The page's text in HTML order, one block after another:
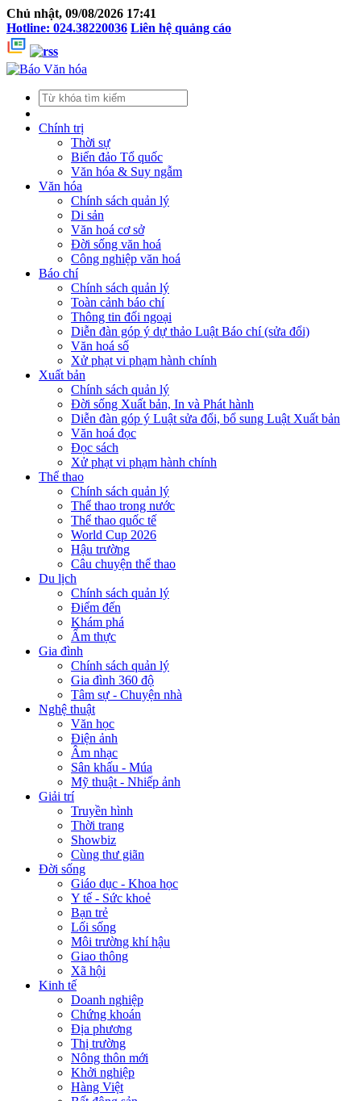
Chủ nhật, 09/08/2026 17:41
Hotline: 024.38220036 Liên hệ quảng cáo
Chính trị
Thời sự
Biển đảo Tổ quốc
Văn hóa & Suy ngẫm
Văn hóa
Chính sách quản lý
Di sản
Văn hoá cơ sở
Đời sống văn hoá
Công nghiệp văn hoá
Báo chí
Chính sách quản lý
Toàn cảnh báo chí
Thông tin đối ngoại
Diễn đàn góp ý dự thảo Luật Báo chí (sửa đổi)
Văn hoá số
Xử phạt vi phạm hành chính
Xuất bản
Chính sách quản lý
Đời sống Xuất bản, In và Phát hành
Diễn đàn góp ý Luật sửa đổi, bổ sung Luật Xuất bản
Văn hoá đọc
Đọc sách
Xử phạt vi phạm hành chính
Thể thao
Chính sách quản lý
Thể thao trong nước
Thể thao quốc tế
World Cup 2026
Hậu trường
Câu chuyện thể thao
Du lịch
Chính sách quản lý
Điểm đến
Khám phá
Ẩm thực
Gia đình
Chính sách quản lý
Gia đình 360 độ
Tâm sự - Chuyện nhà
Nghệ thuật
Văn học
Điện ảnh
Âm nhạc
Sân khấu - Múa
Mỹ thuật - Nhiếp ảnh
Giải trí
Truyền hình
Thời trang
Showbiz
Cùng thư giãn
Đời sống
Giáo dục - Khoa học
Y tế - Sức khoẻ
Bạn trẻ
Lối sống
Môi trường khí hậu
Giao thông
Xã hội
Kinh tế
Doanh nghiệp
Chứng khoán
Địa phương
Thị trường
Nông thôn mới
Khởi nghiệp
Hàng Việt